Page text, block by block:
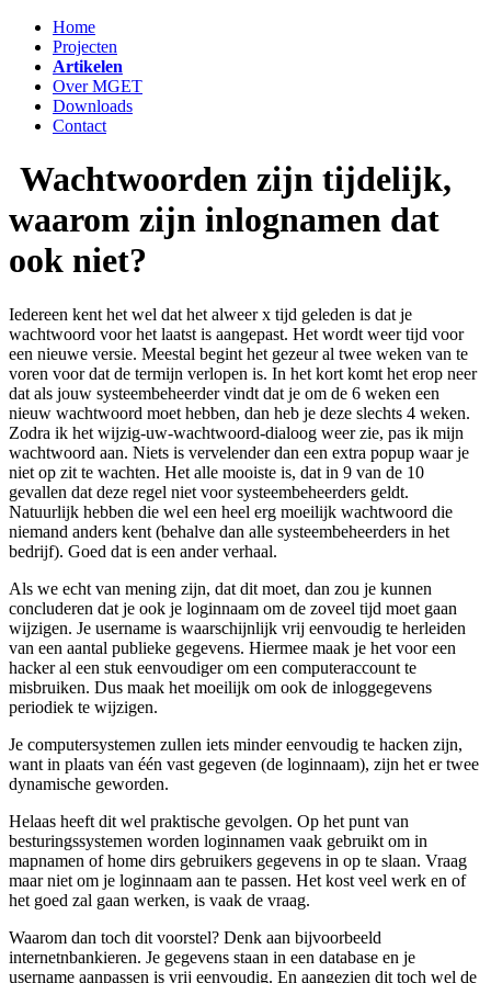
Home
Projecten
Artikelen
Over MGET
Downloads
Contact
Wachtwoorden zijn tijdelijk,
waarom zijn inlognamen dat
ook niet?
Iedereen kent het wel dat het alweer x tijd geleden is dat je
wachtwoord voor het laatst is aangepast. Het wordt weer tijd voor
een nieuwe versie. Meestal begint het gezeur al twee weken van te
voren voor dat de termijn verlopen is. In het kort komt het erop neer
dat als jouw systeembeheerder vindt dat je om de 6 weken een
nieuw wachtwoord moet hebben, dan heb je deze slechts 4 weken.
Zodra ik het wijzig-uw-wachtwoord-dialoog weer zie, pas ik mijn
wachtwoord aan. Niets is vervelender dan een extra popup waar je
niet op zit te wachten. Het alle mooiste is, dat in 9 van de 10
gevallen dat deze regel niet voor systeembeheerders geldt.
Natuurlijk hebben die wel een heel erg moeilijk wachtwoord die
niemand anders kent (behalve dan alle systeembeheerders in het
bedrijf). Goed dat is een ander verhaal.
Als we echt van mening zijn, dat dit moet, dan zou je kunnen
concluderen dat je ook je loginnaam om de zoveel tijd moet gaan
wijzigen. Je username is waarschijnlijk vrij eenvoudig te herleiden
van een aantal publieke gegevens. Hiermee maak je het voor een
hacker al een stuk eenvoudiger om een computeraccount te
misbruiken. Dus maak het moeilijk om ook de inloggegevens
periodiek te wijzigen.
Je computersystemen zullen iets minder eenvoudig te hacken zijn,
want in plaats van één vast gegeven (de loginnaam), zijn het er twee
dynamische geworden.
Helaas heeft dit wel praktische gevolgen. Op het punt van
besturingssystemen worden loginnamen vaak gebruikt om in
mapnamen of home dirs gebruikers gegevens in op te slaan. Vraag
maar niet om je loginnaam aan te passen. Het kost veel werk en of
het goed zal gaan werken, is vaak de vraag.
Waarom dan toch dit voorstel? Denk aan bijvoorbeeld
internetnbankieren. Je gegevens staan in een database en je
username aanpassen is vrij eenvoudig. En aangezien dit toch wel de